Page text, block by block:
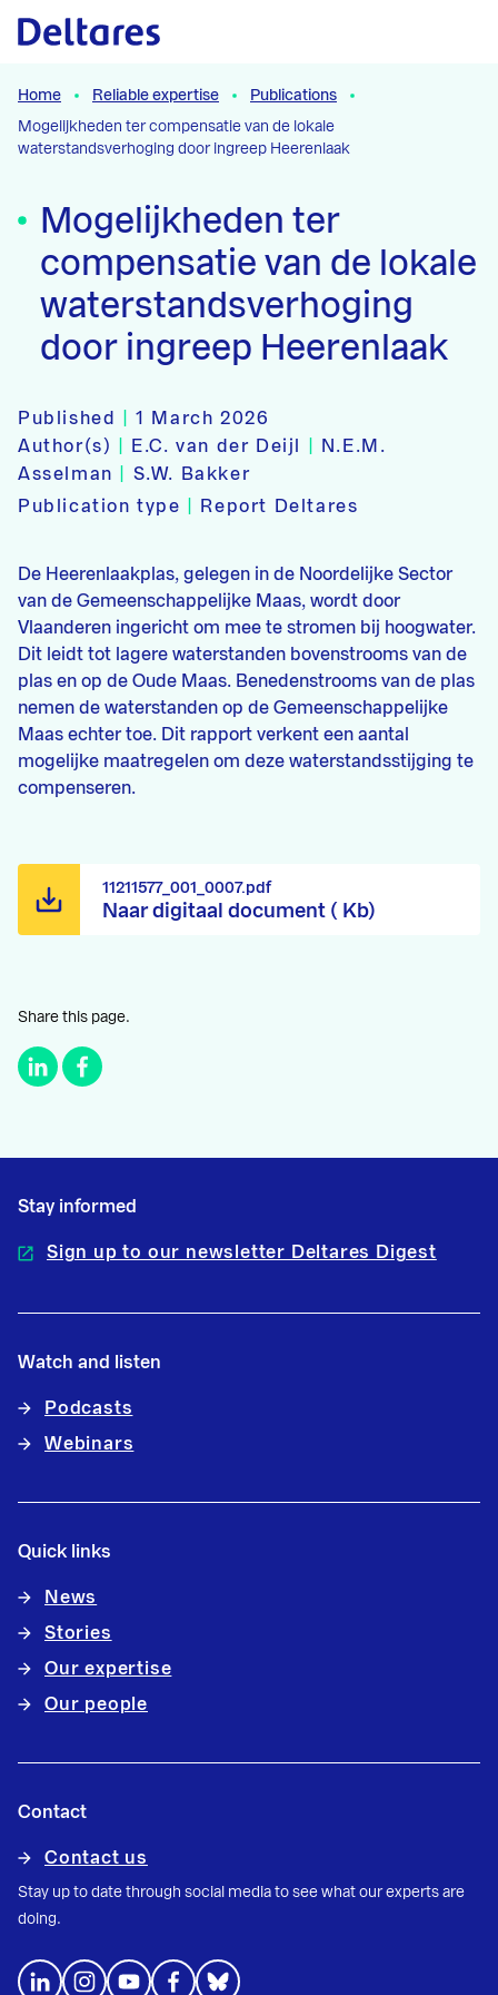
Naar hoofdcontent
Home Reliable expertise
Publications
Mogelijkheden ter compensatie van de lokale
waterstandsverhoging door ingreep Heerenlaak
Mogelijkheden ter
compensatie van de lokale
waterstandsverhoging
door ingreep Heerenlaak
Published |1 March 2026
Author(s)
E.C. van der Deijl
N.E.M.
Asselman
S.W. Bakker
Publication type
Report Deltares
De Heerenlaakplas, gelegen in de Noordelijke Sector
van de Gemeenschappelijke Maas, wordt door
Vlaanderen ingericht om mee te stromen bij hoogwater.
Dit leidt tot lagere waterstanden bovenstrooms van de
plas en op de Oude Maas. Benedenstrooms van de plas
nemen de waterstanden op de Gemeenschappelijke
Maas echter toe. Dit rapport verkent een aantal
mogelijke maatregelen om deze waterstandsstijging te
compenseren.
Naar digitaal document ( Kb)
11211577_001_0007.pdf
Share this page.
Stay informed
Sign up to our newsletter Deltares Digest
Watch and listen
Podcasts
Webinars
Quick links
News
Stories
Our expertise
Our people
Contact
Contact us
Stay up to date through social media to see what our experts are
doing.